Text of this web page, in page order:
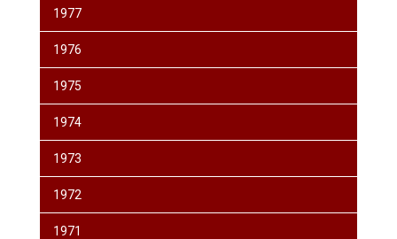
1977
1976
1975
1974
1973
1972
1971